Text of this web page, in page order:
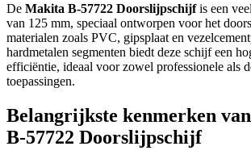
De Makita B-57722 Doorslijpschijfis een
van 125 mm, speciaal ontworpen voor het
materialen zoals PVC, gipsplaat en
hardmetalen segmenten biedt deze schijf een
efficiëntie, ideaal voor zowel professionele als
toepassingen.
Belangrijkste kenmerken
B-57722 Doorslijpschijf